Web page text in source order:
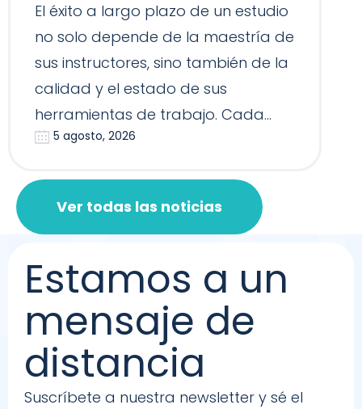
El éxito a largo plazo de un estudio
no solo depende de la maestría de
sus instructores, sino también de la
calidad y el estado de sus
herramientas de trabajo. Cada
Reformer, Silla…
5 agosto, 2026
Ver todas las noticias
Estamos a un
mensaje de
distancia
Suscríbete a nuestra newsletter y sé el